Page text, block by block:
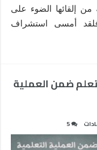
من إلقائها الضوء على
فلقد أمسى استشراف
ضمن العملية
5